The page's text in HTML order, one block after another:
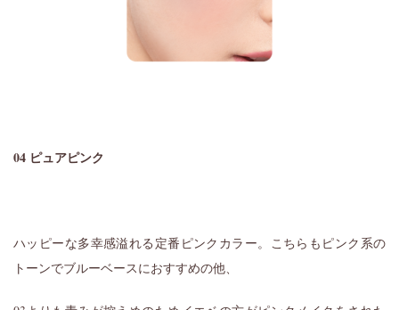
04 ピュアピンク
ハッピーな多幸感溢れる定番ピンクカラー。こちらもピンク系の
トーンでブルーベースにおすすめの他、